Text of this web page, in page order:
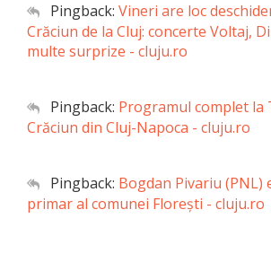
Pingback: Vineri are loc
Crăciun de la Cluj: concerte Voltaj,
multe surprize - cluju.ro
Pingback: Programul complet la
Crăciun din Cluj-Napoca - cluju.ro
Pingback: Bogdan Pivariu (PNL)
primar al comunei Floreşti - cluju.ro